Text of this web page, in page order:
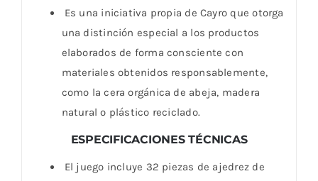
Es una iniciativa propia de Cayro que otorga
una distinción especial a los productos
elaborados de forma consciente con
materiales obtenidos responsablemente,
como la cera orgánica de abeja, madera
natural o plástico reciclado.
ESPECIFICACIONES TÉCNICAS
El juego incluye 32 piezas de ajedrez de